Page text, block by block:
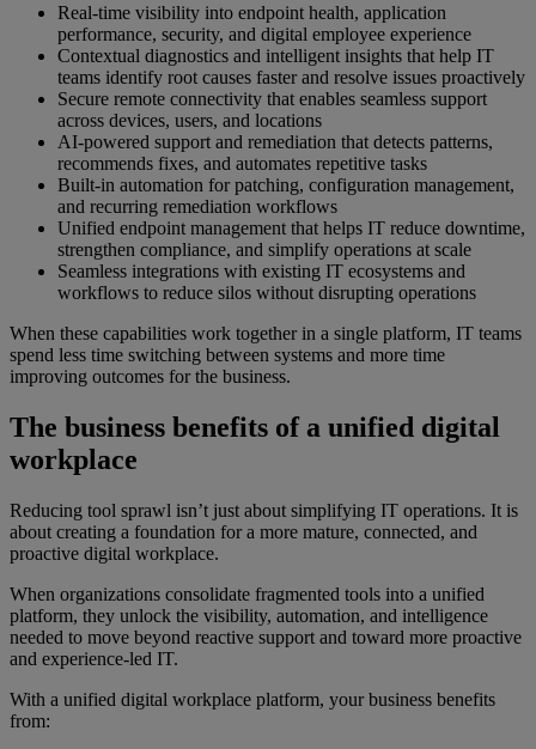
Real-time visibility into endpoint health, application
performance, security, and digital employee experience
Contextual diagnostics and intelligent insights that help IT
teams identify root causes faster and resolve issues proactively
Secure remote connectivity that enables seamless support
across devices, users, and locations
AI-powered support and remediation that detects patterns,
recommends fixes, and automates repetitive tasks
Built-in automation for patching, configuration management,
and recurring remediation workflows
Unified endpoint management that helps IT reduce downtime,
strengthen compliance, and simplify operations at scale
Seamless integrations with existing IT ecosystems and
workflows to reduce silos without disrupting operations
When these capabilities work together in a single platform, IT teams
spend less time switching between systems and more time
improving outcomes for the business.
The business benefits of a unified digital
workplace
Reducing tool sprawl isn’t just about simplifying IT operations. It is
about creating a foundation for a more mature, connected, and
proactive digital workplace.
When organizations consolidate fragmented tools into a unified
platform, they unlock the visibility, automation, and intelligence
needed to move beyond reactive support and toward more proactive
and experience-led IT.
With a unified digital workplace platform, your business benefits
from: